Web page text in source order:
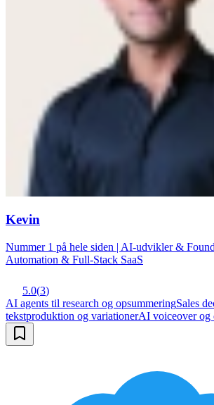
Kevin
Nummer 1 på hele siden | AI-udvikler &
Automation & Full-Stack SaaS
5.0(3)
AI agents til research og opsummeringSales
tekstproduktion og variationerAI voiceover og